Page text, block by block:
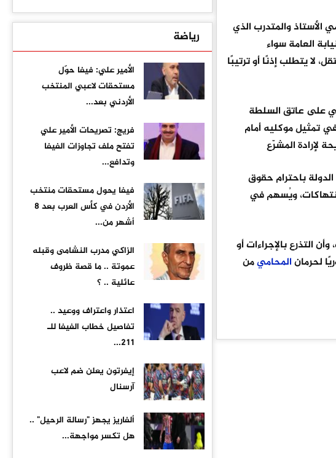
للمحامي الأستاذ والمتدرب الذي
العامة سواء
لا يتطلب إذنًا أو ترتيبًا
يلقي على عاتق السلطة
تمثيل موكليه أمام
لإرادة المشرّع
باحترام حقوق
ويُسهم في
التذرع بالإجراءات أو
لحرمانالمحاميمن
رياضة
الأمير علي: فيفا حوّل
مستحقات لاعبي المنتخب
الأردني بعد...
فريج: تصريحات الأمير علي
تفتح ملف تجاوزات الفيفا
وتدافع...
فيفا يحول مستحقات منتخب
الأردن في كأس العرب بعد 8
أشهر من...
الزاكي مدرب النشامى وقبله
عموتة .. ما قصة ظروف
عائلية .. ؟
اعتذار واعتراف ووعيد ..
تفاصيل خطاب الفيفا للـ
211...
إيفرتون يعلن ضم لاعب
آرسنال
ألفاريز يجهز "رسالة الرحيل" ..
هل تكسر مواجهة...